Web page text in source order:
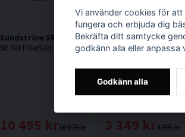
Sundström SR 500 Fläkt Inkl Batt & Laddare
SR 500 Filterfläkt med standardbatteri.
16 079 kr
10 495 kr
Trycklufttillsats
Avsedd att anslutas till Sundströms halv- och helmasker.
4 995 kr
3 349 kr
Vi använder cookies för
fungera och erbjuda dig
Bekräfta ditt samtycke
godkänn alla eller anpassa
Godkänn alla